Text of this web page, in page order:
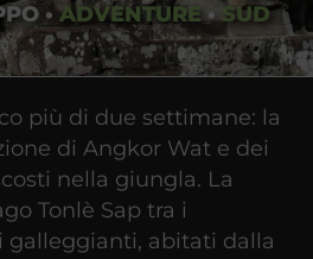
•ADVENTURE•SUD
più di due settimane: la
di Angkor Wat e dei
nella giungla. La
Tonlè Sap tra i
galleggianti, abitati dalla